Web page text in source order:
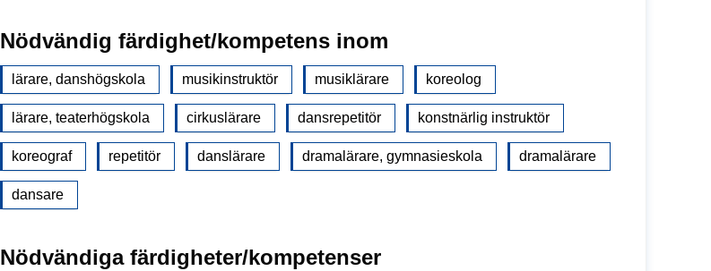
Nödvändig färdighet/kompetens inom
lärare, danshögskola musikinstruktör musiklärare koreolog
lärare, teaterhögskola cirkuslärare dansrepetitör konstnärlig instruktör
koreograf repetitör danslärare dramalärare, gymnasieskola dramalärare
dansare
Nödvändiga färdigheter/kompetenser